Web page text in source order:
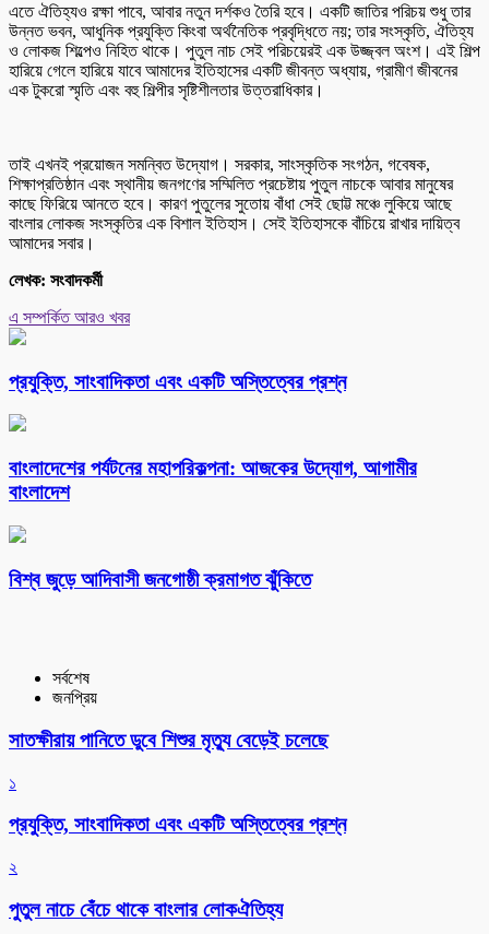
এতে ঐতিহ্যও রক্ষা পাবে, আবার নতুন দর্শকও তৈরি হবে। একটি জাতির পরিচয় শুধু তার
উন্নত ভবন, আধুনিক প্রযুক্তি কিংবা অর্থনৈতিক প্রবৃদ্ধিতে নয়; তার সংস্কৃতি, ঐতিহ্য
ও লোকজ শিল্পেও নিহিত থাকে। পুতুল নাচ সেই পরিচয়েরই এক উজ্জ্বল অংশ। এই শিল্প
হারিয়ে গেলে হারিয়ে যাবে আমাদের ইতিহাসের একটি জীবন্ত অধ্যায়, গ্রামীণ জীবনের
এক টুকরো স্মৃতি এবং বহু শিল্পীর সৃষ্টিশীলতার উত্তরাধিকার।
তাই এখনই প্রয়োজন সমন্বিত উদ্যোগ। সরকার, সাংস্কৃতিক সংগঠন, গবেষক,
শিক্ষাপ্রতিষ্ঠান এবং স্থানীয় জনগণের সম্মিলিত প্রচেষ্টায় পুতুল নাচকে আবার মানুষের
কাছে ফিরিয়ে আনতে হবে। কারণ পুতুলের সুতোয় বাঁধা সেই ছোট্ট মঞ্চে লুকিয়ে আছে
বাংলার লোকজ সংস্কৃতির এক বিশাল ইতিহাস। সেই ইতিহাসকে বাঁচিয়ে রাখার দায়িত্ব
আমাদের সবার।
লেখক: সংবাদকর্মী
এ সম্পর্কিত আরও খবর
প্রযুক্তি, সাংবাদিকতা এবং একটি অস্তিত্বের প্রশ্ন
বাংলাদেশের পর্যটনের মহাপরিকল্পনা: আজকের উদ্যোগ, আগামীর
বাংলাদেশ
বিশ্ব জুড়ে আদিবাসী জনগোষ্ঠী ক্রমাগত ঝুঁকিতে
সর্বশেষ
জনপ্রিয়
সাতক্ষীরায় পানিতে ডুবে শিশুর মৃত্যু বেড়েই চলেছে
১
প্রযুক্তি, সাংবাদিকতা এবং একটি অস্তিত্বের প্রশ্ন
২
পুতুল নাচে বেঁচে থাকে বাংলার লোকঐতিহ্য